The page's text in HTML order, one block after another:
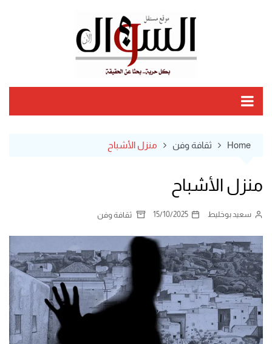
Home ثقافة وفن منزل الأشباح
منزل الأشباح
سعيد بوخليط 15/10/2025 ثقافة وفن